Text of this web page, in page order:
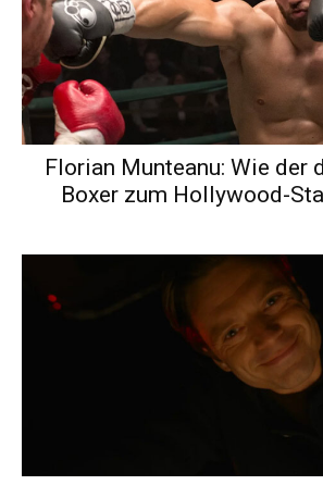
Florian Munteanu: Wie der
Boxer zum Hollywood-